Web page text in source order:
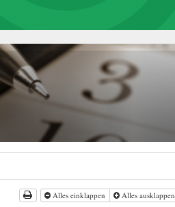
Alles einklappen Alles ausklappen